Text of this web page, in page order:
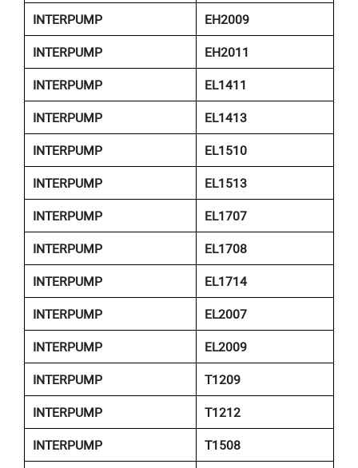
INTERPUMP
EH2009
INTERPUMP
EH2011
INTERPUMP
EL1411
INTERPUMP
EL1413
INTERPUMP
EL1510
INTERPUMP
EL1513
INTERPUMP
EL1707
INTERPUMP
EL1708
INTERPUMP
EL1714
INTERPUMP
EL2007
INTERPUMP
EL2009
INTERPUMP
T1209
INTERPUMP
T1212
INTERPUMP
T1508